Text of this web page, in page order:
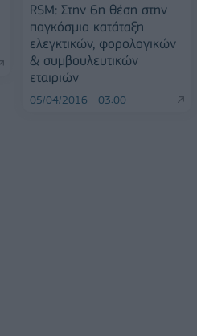
RSM: Στην 6η θέση στην
παγκόσμια κατάταξη
ελεγκτικών, φορολογικών
& συμβουλευτικών
εταιριών
05/04/2016 - 03:00